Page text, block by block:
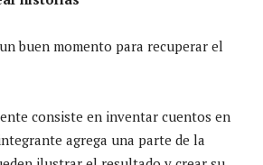
buen momento para recuperar el
consiste en inventar cuentos en
agrega una parte de la